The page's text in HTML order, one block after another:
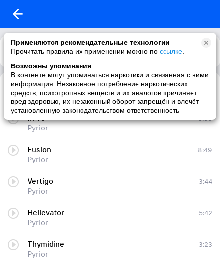
Применяются рекомендательные технологии
Прочитать правила их применении можно по ссылке
Возможны упоминания
В контенте могут упоминаться наркотики и связанная с ними
информация. Незаконное потребление наркотических
средств, психотропных веществ и их аналогов причиняет
вред здоровью, их незаконный оборот запрещён и влечёт
установленную законодательством ответственность
Каталог Рекомендации
Earth
Pyrior
In To
Pyrior
3:50
Fusion
Pyrior
8:49
Vertigo
Pyrior
3:44
Hellevator
Pyrior
5:42
Thymidine
Pyrior
3:23